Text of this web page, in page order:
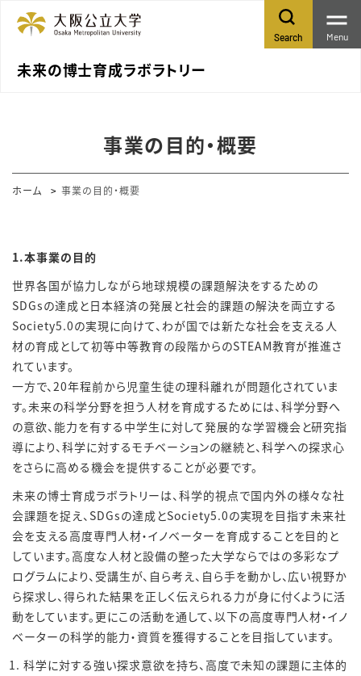
未来の博士育成ラボラトリー
Search Menu
事業の目的・概要
ホーム 事業の目的・概要
1.本事業の目的
世界各国が協力しながら地球規模の課題解決をするための
SDGsの達成と日本経済の発展と社会的課題の解決を両立する
Society5.0の実現に向けて、わが国では新たな社会を支える人
材の育成として初等中等教育の段階からのSTEAM教育が推進さ
れています。
一方で、20年程前から児童生徒の理科離れが問題化されていま
す。未来の科学分野を担う人材を育成するためには、科学分野へ
の意欲、能力を有する中学生に対して発展的な学習機会と研究指
導により、科学に対するモチベーションの継続と、科学への探求心
をさらに高める機会を提供することが必要です。
未来の博士育成ラボラトリーは、科学的視点で国内外の様々な社
会課題を捉え、 SDGsの達成とSociety5.0の実現を目指す未来社
会を支える高度専門人材・イノベーターを育成することを目的と
しています。高度な人材と設備の整った大学ならではの多彩なプ
ログラムにより、受講生が、自ら考え、自ら手を動かし、広い視野か
ら探求し、得られた結果を正しく伝えられる力が身に付くように活
動をしています。更にこの活動を通して、以下の高度専門人材・イノ
ベーターの科学的能力・資質を獲得することを目指しています。
科学に対する強い探求意欲を持ち、高度で未知の課題に主体的